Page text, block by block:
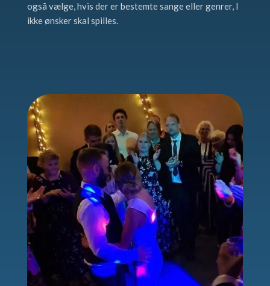
også vælge, hvis der er bestemte sange eller genrer, I
ikke ønsker skal spilles.